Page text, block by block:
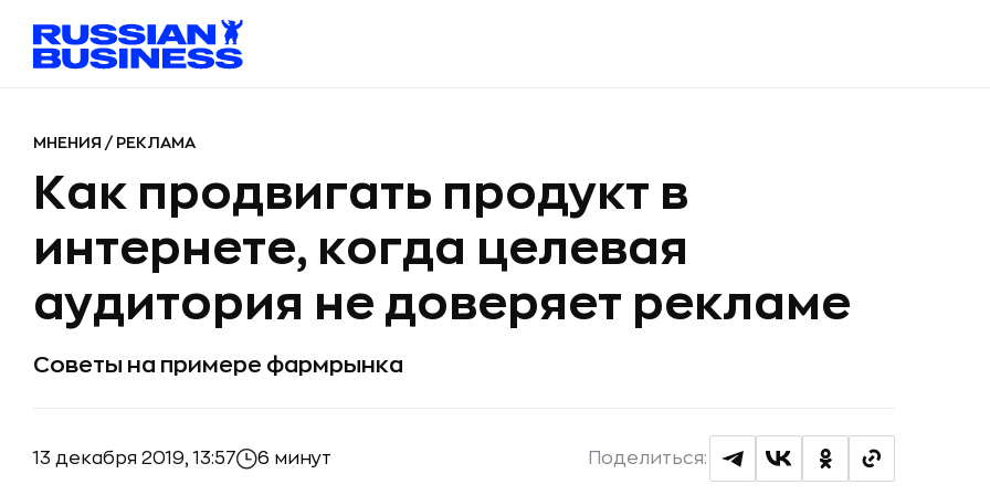
МНЕНИЯ / РЕКЛАМА
Как продвигать продукт в
интернете, когда целевая
аудитория не доверяет рекламе
Советы на примере фармрынка
13 декабря 2019, 13:57 6 минут Поделиться: